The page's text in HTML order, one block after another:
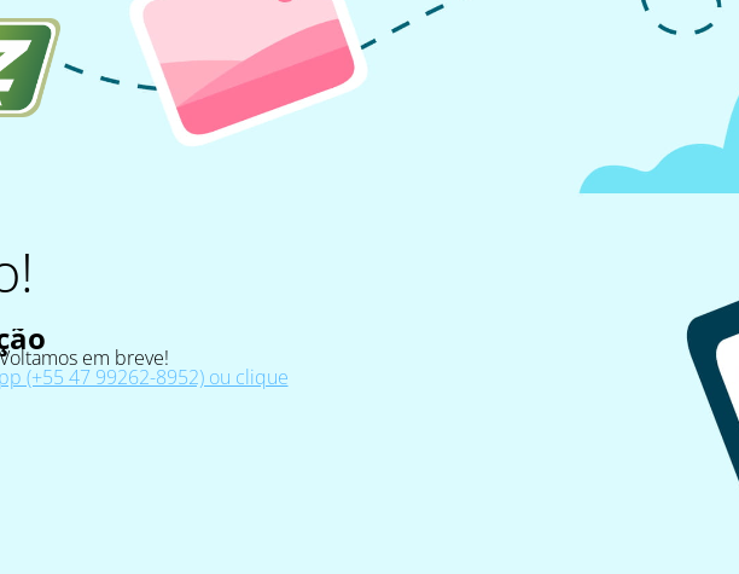
em breve!
(+55 47 99262-8952) ou clique